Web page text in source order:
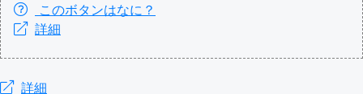
このボタンはなに？
詳細
詳細